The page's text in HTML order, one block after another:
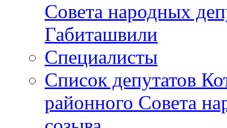
Совета народных
Габиташвили
Специалисты
Список депутатов
районного Совета